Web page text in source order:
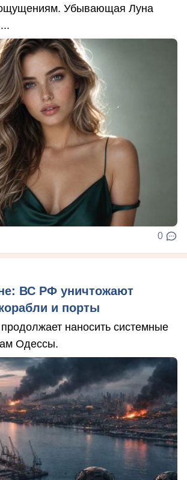
Убывающая Луна
0
ВС РФ уничтожают
и порты
наносить системные
Одессы.